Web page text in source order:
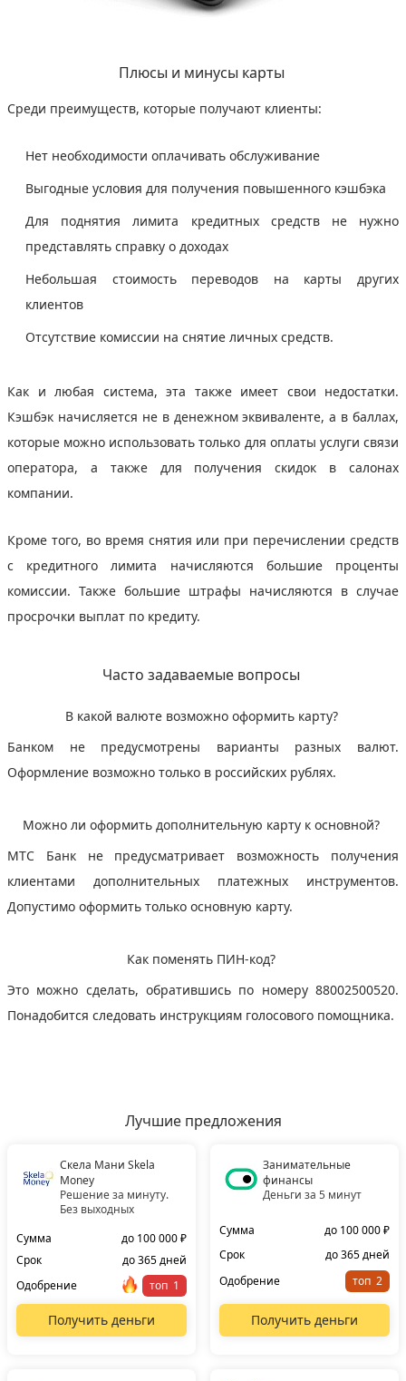
Плюсы и минусы карты
Среди преимуществ, которые получают клиенты:
Нет необходимости оплачивать обслуживание
Выгодные условия для получения повышенного кэшбэка
Для поднятия лимита кредитных средств не нужно
представлять справку о доходах
Небольшая стоимость переводов на карты других
клиентов
Отсутствие комиссии на снятие личных средств.
Как и любая система, эта также имеет свои недостатки.
Кэшбэк начисляется не в денежном эквиваленте, а в баллах,
которые можно использовать только для оплаты услуги связи
оператора, а также для получения скидок в салонах
компании.
Кроме того, во время снятия или при перечислении средств
с кредитного лимита начисляются большие проценты
комиссии. Также большие штрафы начисляются в случае
просрочки выплат по кредиту.
Часто задаваемые вопросы
В какой валюте возможно оформить карту?
Банком не предусмотрены варианты разных валют.
Оформление возможно только в российских рублях.
Можно ли оформить дополнительную карту к основной?
МТС Банк не предусматривает возможность получения
клиентами дополнительных платежных инструментов.
Допустимо оформить только основную карту.
Как поменять ПИН-код?
Это можно сделать, обратившись по номеру 88002500520.
Понадобится следовать инструкциям голосового помощника.
Лучшие предложения
Скела Мани Skela
Money
Решение за минуту.
Без выходных
Сумма
до 100 000 ₽
Срок
до 365 дней
Одобрение
топ
Получить деньги
Занимательные
финансы
Деньги за 5 минут
Сумма
до 100 000 ₽
Срок
до 365 дней
Одобрение
топ
Получить деньги